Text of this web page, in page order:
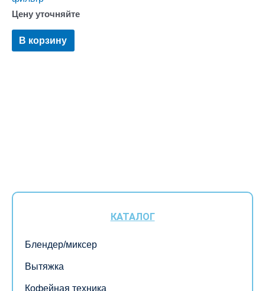
КАТАЛОГ
Блендер/миксер
Вытяжка
Кофейная техника
Цену уточняйте
В корзину